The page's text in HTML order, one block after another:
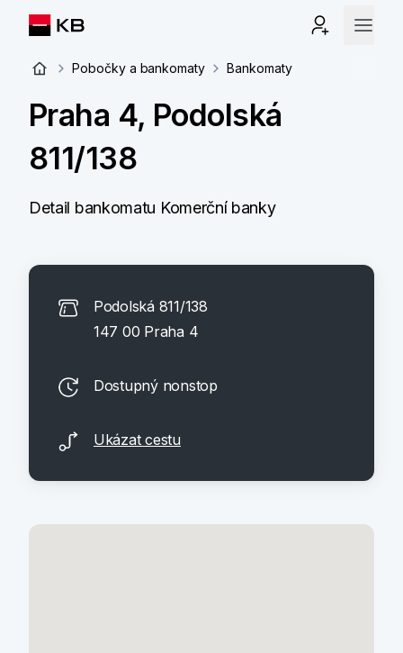
Pobočky a bankomaty Bankomaty
Praha 4, Podolská
811/138
Detail bankomatu Komerční banky
Podolská 811/138
147 00 Praha 4
Dostupný nonstop
Ukázat cestu